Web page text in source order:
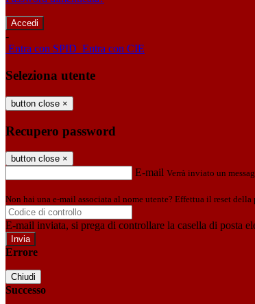
-
Entra con SPID Entra con CIE
Seleziona utente
button close ×
Recupero password
button close ×
E-mail Verrà inviato un
Non hai una e-mail associata al nome utente? Effettua il reset della
E-mail inviata, si prega di controllare la casella di posta
Errore
Chiudi
Successo